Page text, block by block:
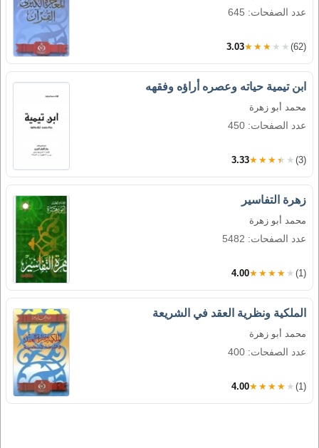
عدد الصفحات: 645
3.03★★★★★ (62)
ابن تيمية حياته وعصره أراؤه وفقهه
محمد أبو زهرة
عدد الصفحات: 450
3.33★★★★★ (3)
زهرة التفاسير
محمد أبو زهرة
عدد الصفحات: 5482
4.00★★★★★ (1)
الملكية ونظرية العقد في الشريعة
محمد أبو زهرة
عدد الصفحات: 400
4.00★★★★★ (1)